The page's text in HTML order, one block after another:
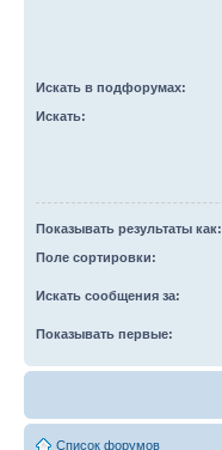
Искать в подфорумах:
Искать:
Показывать результаты как:
Поле сортировки:
Искать сообщения за:
Показывать первые:
Список форумов